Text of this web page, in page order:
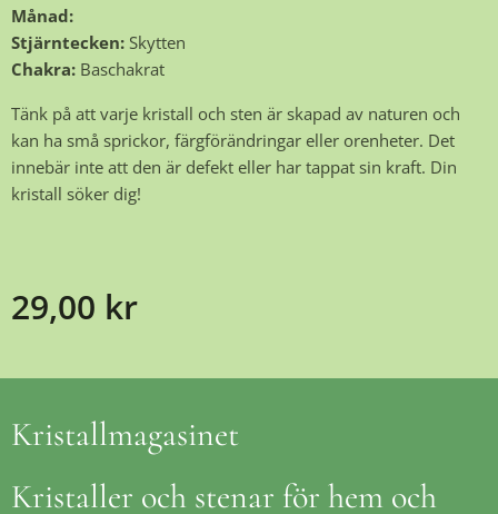
Månad:
Stjärntecken: Skytten
Chakra: Baschakrat
Tänk på att varje kristall och sten är skapad av naturen och
kan ha små sprickor, färgförändringar eller orenheter. Det
innebär inte att den är defekt eller har tappat sin kraft. Din
kristall söker dig!
29,00 kr
Kristallmagasinet
Kristaller och stenar för hem och